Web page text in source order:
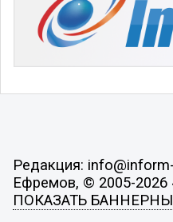
Редакция:
Ефремов, © 2005-2026
ПОКАЗАТЬ